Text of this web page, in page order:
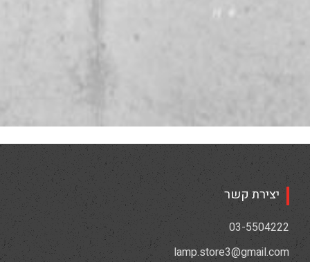
יצירת קשר
03-5504222
lamp.store3@gmail.com